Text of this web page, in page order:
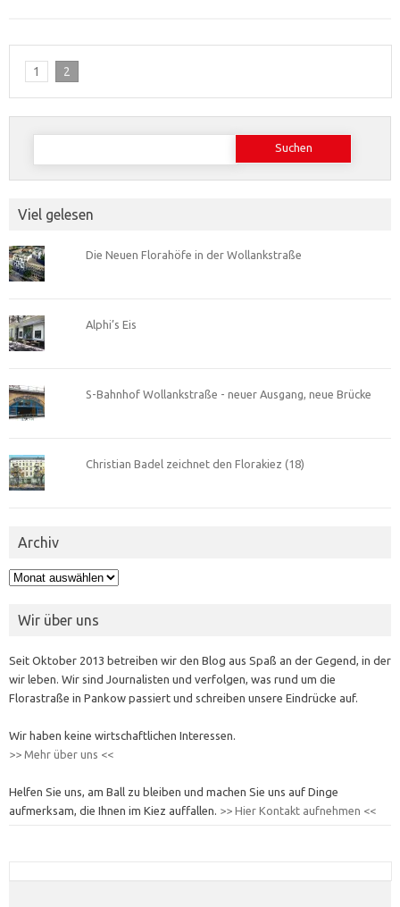
1 2
Suchen
Viel gelesen
Die Neuen Florahöfe in der Wollankstraße
Alphi’s Eis
S-Bahnhof Wollankstraße - neuer Ausgang, neue Brücke
Christian Badel zeichnet den Florakiez (18)
Archiv
Archiv
Wir über uns
Seit Oktober 2013 betreiben wir den Blog aus Spaß an der Gegend, in der
wir leben. Wir sind Journalisten und verfolgen, was rund um die
Florastraße in Pankow passiert und schreiben unsere Eindrücke auf.
Wir haben keine wirtschaftlichen Interessen.
>> Mehr über uns <<
Helfen Sie uns, am Ball zu bleiben und machen Sie uns auf Dinge
aufmerksam, die Ihnen im Kiez auffallen. >> Hier Kontakt aufnehmen <<